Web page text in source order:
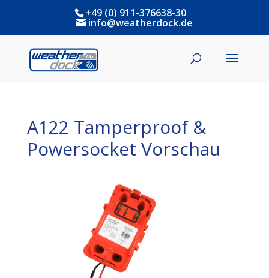
+49 (0) 911-376638-30
info@weatherdock.de
A122 Tamperproof &
Powersocket Vorschau